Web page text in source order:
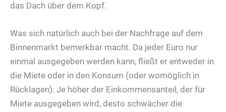
das Dach über dem Kopf.
Was sich natürlich auch bei der Nachfrage auf dem
Binnenmarkt bemerkbar macht. Da jeder Euro nur
einmal ausgegeben werden kann, fließt er entweder in
die Miete oder in den Konsum (oder womöglich in
Rücklagen). Je höher der Einkommensanteil, der für
Miete ausgegeben wird, desto schwächer die